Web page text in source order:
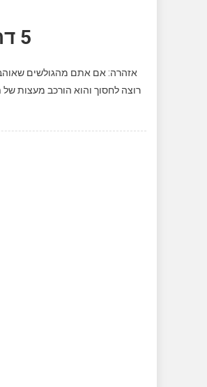
5 דרכים של תחמנים להוזיל קניות אונליין
אזהרה: אם אתם מהגולשים